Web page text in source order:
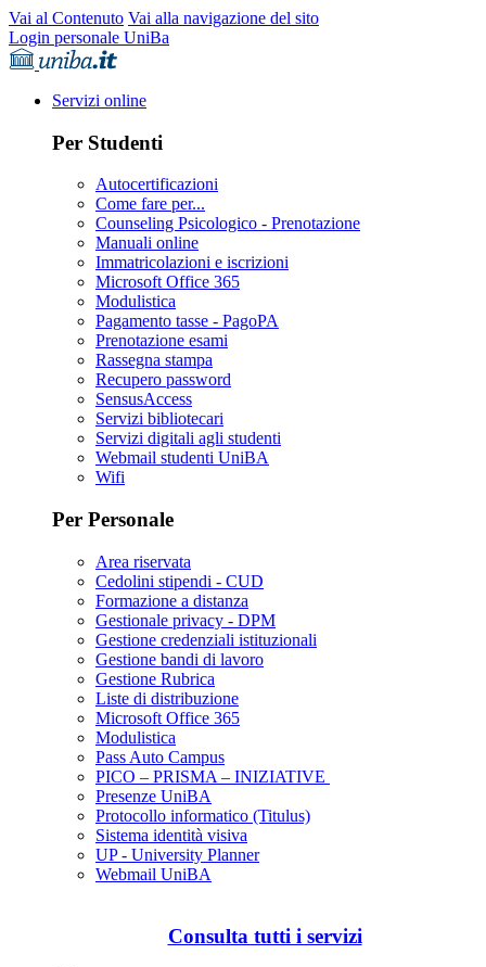
Vai al Contenuto Vai alla navigazione del sito
Login personale UniBa
Servizi online
Per Studenti
Autocertificazioni
Come fare per...
Counseling Psicologico - Prenotazione
Manuali online
Immatricolazioni e iscrizioni
Microsoft Office 365
Modulistica
Pagamento tasse - PagoPA
Prenotazione esami
Rassegna stampa
Recupero password
SensusAccess
Servizi bibliotecari
Servizi digitali agli studenti
Webmail studenti UniBA
Wifi
Per Personale
Area riservata
Cedolini stipendi - CUD
Formazione a distanza
Gestionale privacy - DPM
Gestione credenziali istituzionali
Gestione bandi di lavoro
Gestione Rubrica
Liste di distribuzione
Microsoft Office 365
Modulistica
Pass Auto Campus
PICO – PRISMA – INIZIATIVE
Presenze UniBA
Protocollo informatico (Titulus)
Sistema identità visiva
UP - University Planner
Webmail UniBA
Consulta tutti i servizi